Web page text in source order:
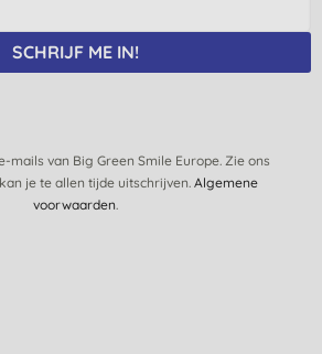
SCHRIJF ME IN!
mails van Big Green Smile Europe. Zie ons
je te allen tijde uitschrijven. Algemene
voorwaarden.